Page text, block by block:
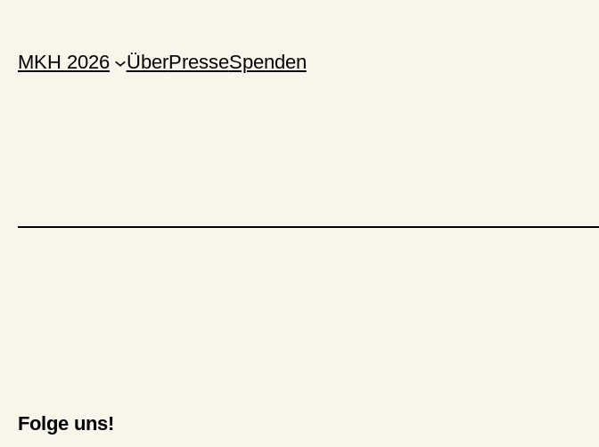
MKH 2026 ÜberPresseSpenden
Folge uns!